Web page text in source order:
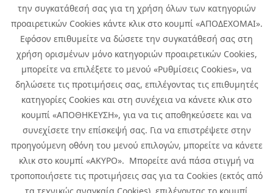
την συγκατάθεσή σας για τη χρήση όλων των κατηγοριών
προαιρετικών Cookies κάντε κλικ στο κουμπί «ΑΠΟΔΕΧΟΜΑΙ».
Εφόσον επιθυμείτε να δώσετε την συγκατάθεσή σας στη
χρήση ορισμένων μόνο κατηγοριών προαιρετικών Cookies,
μπορείτε να επιλέξετε το μενού «Ρυθμίσεις Cookies», να
δηλώσετε τις προτιμήσεις σας, επιλέγοντας τις επιθυμητές
κατηγορίες Cookies και στη συνέχεια να κάνετε κλικ στο
κουμπί «ΑΠΟΘΗΚΕΥΣΗ», για να τις αποθηκεύσετε και να
συνεχίσετε την επίσκεψή σας. Για να επιστρέψετε στην
προηγούμενη οθόνη του μενού επιλογών, μπορείτε να κάνετε
κλικ στο κουμπί «ΑΚΥΡΟ». Μπορείτε ανά πάσα στιγμή να
τροποποιήσετε τις προτιμήσεις σας για τα Cookies (εκτός από
Copyright © 2026 Infoquest.gr Με επιφύλαξη κάθε νόμιμου δικαιώματος.
Πολιτική Cookies Προτιμήσεις Cookies | Όροι Χρήσης